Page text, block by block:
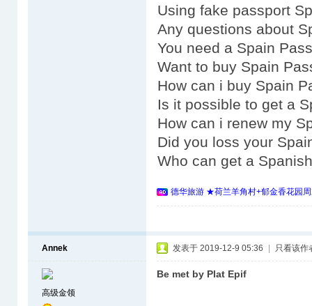
Using fake passport
Any questions about
You need a Spain
Want to buy Spain
How can i buy Spain
Is it possible to get a
How can i renew my
Did you loss your
Who can get a
德华旅游 ★荷兰羊角村+郁金香花园
Annek
高级金领
发表于 2019-12-9 05:36 只看该作
Be met by Plat Epif